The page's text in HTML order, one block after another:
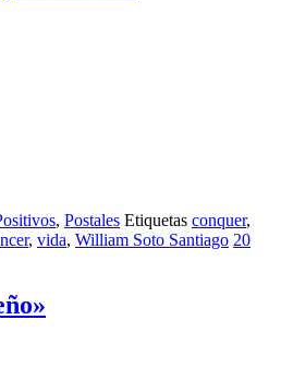
, Postales Etiquetas conquer,
, vida, William Soto Santiago 20